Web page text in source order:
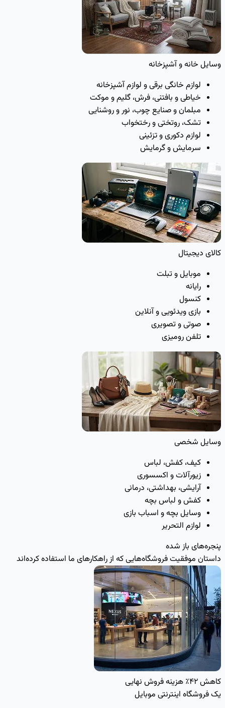
وسایل خانه و آشپزخانه
لوازم خانگی برقی و لوازم آشپزخانه
خیاطی و بافتنی، فرش، گلیم و موکت
مبلمان و صنایع چوب، نور و روشنایی
تشک، روتختی و رختخواب
لوازم دکوری و تزئینی
سرمایش و گرمایش
کالای دیجیتال
موبایل و تبلت
رایانه
کنسول
بازی ویدئویی و آنلاین
صوتی و تصویری
تلفن رومیزی
وسایل شخصی
کیف، کفش، لباس
زیورآلات و اکسسوری
آرایشی، بهداشتی، درمانی
کفش و لباس بچه
وسایل بچه و اسباب بازی
لوازم التحریر
پنجره‌های باز شده
داستان موفقیت فروشگاه‌هایی که از راهکارهای ما استفاده کرده‌اند
کاهش ۴۲٪ هزینه فروش نهایی
یک فروشگاه اینترنتی موبایل